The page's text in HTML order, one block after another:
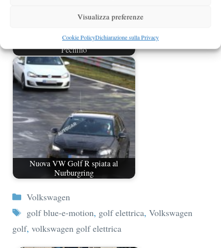
Visualizza preferenze
Cookie PolicyDichiarazione sulla Privacy
Volkswagen Golf R400 rivelata a
Pechino
Nuova VW Golf R spiata al
Nurburgring
Categorie
Volkswagen
Tag
golf blue-e-motion, golf elettrica, Volkswagen
golf, volkswagen golf elettrica